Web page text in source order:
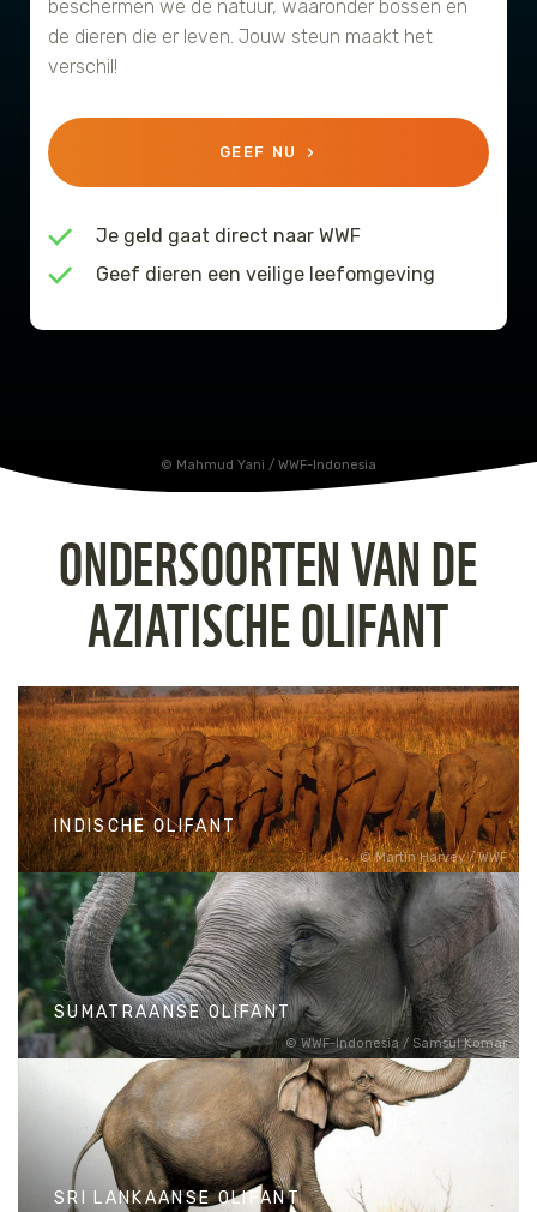
Mahmud Yani / WWF-Indonesia
beschermen we de natuur, waaronder bossen en
de dieren die er leven. Jouw steun maakt het
verschil!
GEEF NU
Je geld gaat direct naar WWF
Geef dieren een veilige leefomgeving
ONDERSOORTEN VAN DE
AZIATISCHE OLIFANT
Martin Harvey / WWF
INDISCHE OLIFANT
INDISCHE OLIFANT
WWF-Indonesia / Samsul Komar
SUMATRAANSE OLIFANT
SUMATRAANSE OLIFANT
SRI LANKAANSE OLIFANT